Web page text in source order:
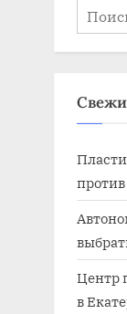
Найти:
Центр
в